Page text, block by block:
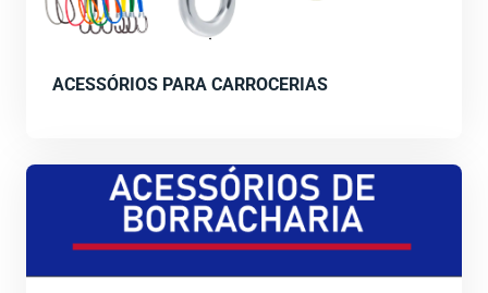
ACESSÓRIOS PARA CARROCERIAS